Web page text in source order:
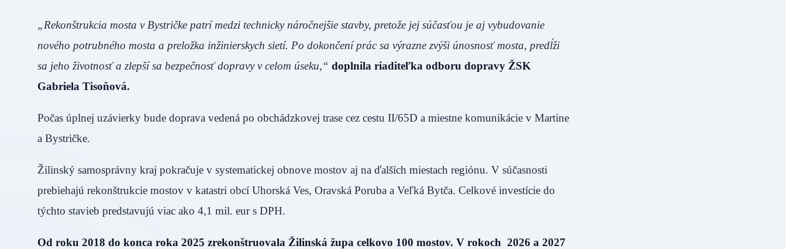
„Rekonštrukcia mosta v Bystričke patrí medzi technicky náročnejšie stavby, pretože jej súčasťou je aj vybudovanie
nového potrubného mosta a preložka inžinierskych sietí. Po dokončení prác sa výrazne zvýši únosnosť mosta, predĺži
sa jeho životnosť a zlepší sa bezpečnosť dopravy v celom úseku,“ doplnila riaditeľka odboru dopravy ŽSK
Gabriela Tisoňová.
Počas úplnej uzávierky bude doprava vedená po obchádzkovej trase cez cestu II/65D a miestne komunikácie v Martine
a Bystričke.
Žilinský samosprávny kraj pokračuje v systematickej obnove mostov aj na ďalších miestach regiónu. V súčasnosti
prebiehajú rekonštrukcie mostov v katastri obcí Uhorská Ves, Oravská Poruba a Veľká Bytča. Celkové investície do
týchto stavieb predstavujú viac ako 4,1 mil. eur s DPH.
Od roku 2018 do konca roka 2025 zrekonštruovala Žilinská župa celkovo 100 mostov. V rokoch 2026 a 2027